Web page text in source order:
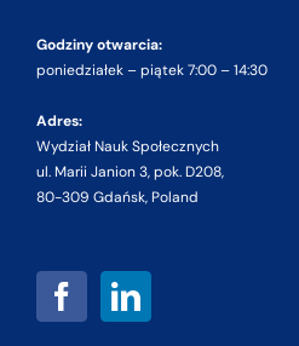
Godziny otwarcia:
poniedziałek – piątek 7:00 – 14:30
Adres:
Wydział Nauk Społecznych
ul. Marii Janion 3, pok. D208,
80-309 Gdańsk, Poland